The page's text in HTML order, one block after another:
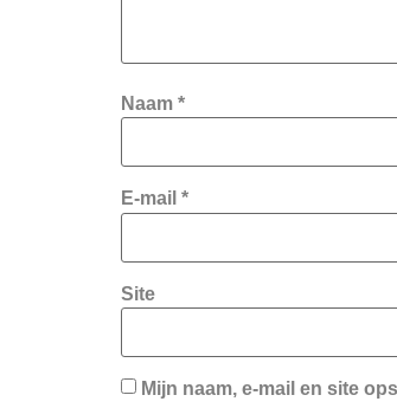
Naam *
E-mail *
Site
Mijn naam, e-mail en site